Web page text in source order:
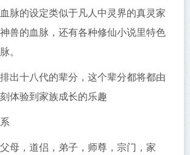
脉的设定类似于凡人中灵界的真灵家
兽的血脉，还有各种修仙小说里特色
。
出十八代的辈分，这个辈分都将都由
体验到家族成长的乐趣
母，道侣，弟子，师尊，宗门，家